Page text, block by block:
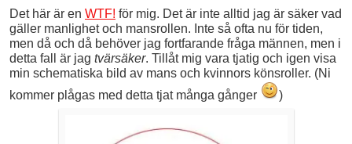
Det här är en WTF! för mig. Det är inte alltid jag är säker vad
gäller manlighet och mansrollen. Inte så ofta nu för tiden,
men då och då behöver jag fortfarande fråga männen, men i
detta fall är jag tvärsäker. Tillåt mig vara tjatig och igen visa
min schematiska bild av mans och kvinnors könsroller. (Ni
kommer plågas med detta tjat många gånger
)